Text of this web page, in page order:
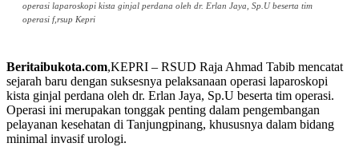
operasi laparoskopi kista ginjal perdana oleh dr. Erlan Jaya, Sp.U beserta tim
operasi f,rsup Kepri
Beritaibukota.com,KEPRI – RSUD Raja Ahmad Tabib mencatat
sejarah baru dengan suksesnya pelaksanaan operasi laparoskopi
kista ginjal perdana oleh dr. Erlan Jaya, Sp.U beserta tim operasi.
Operasi ini merupakan tonggak penting dalam pengembangan
pelayanan kesehatan di Tanjungpinang, khususnya dalam bidang
minimal invasif urologi.